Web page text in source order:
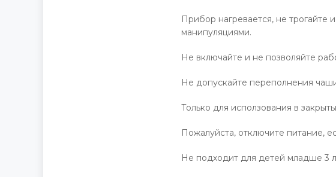
Прибор нагревается, не трогайте
манипуляциями.
Не включайте и не позволяйте
Не допускайте переполнения
Только для исползования в
Пожалуйста, отключите питание,
Не подходит для детей младше 3